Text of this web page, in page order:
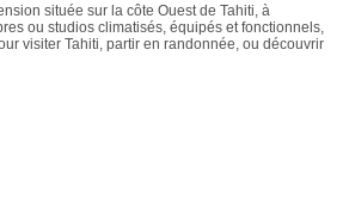
située sur la côte Ouest de Tahiti, à
ou studios climatisés, équipés et fonctionnels,
visiter Tahiti, partir en randonnée, ou découvrir